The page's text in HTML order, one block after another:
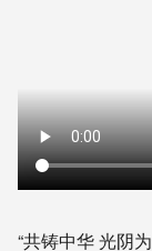
“共铸中华 光阴